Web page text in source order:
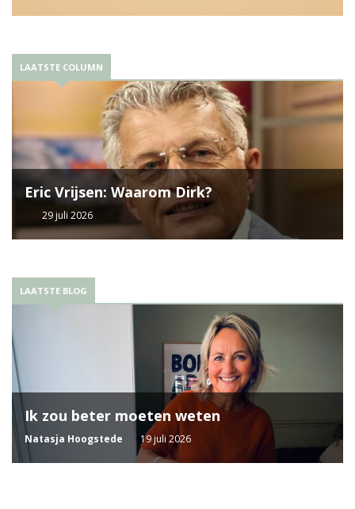
LAATSTE COLUMN
Eric Vrijsen: Waarom Dirk?
29 juli 2026
LAATSTE BLOG
Ik zou beter moeten weten
Natasja Hoogstede 19 juli 2026